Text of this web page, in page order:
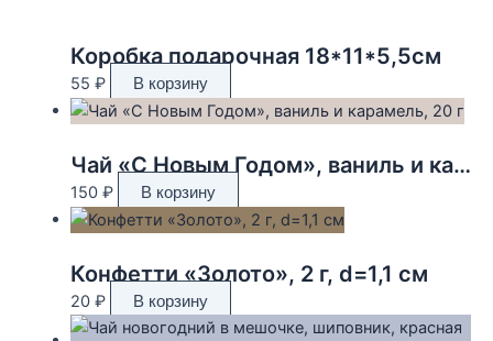
Коробка подарочная 18*11*5,5см
55 ₽ В корзину
Чай «С Новым Годом», ваниль и карамель, 20 г
150 ₽ В корзину
Конфетти «Золото», 2 г, d=1,1 см
20 ₽ В корзину